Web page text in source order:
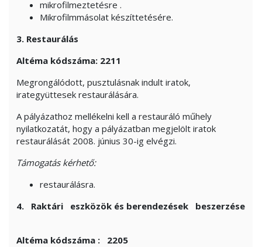
mikrofilmeztetésre .
Mikrofilmmásolat készíttetésére.
3. Restaurálás
Altéma kódszáma: 2211
Megrongálódott, pusztulásnak indult iratok,
irategyüttesek restaurálására.
A pályázathoz mellékelni kell a restauráló műhely
nyilatkozatát, hogy a pályázatban megjelölt iratok
restaurálását 2008. június 30-ig elvégzi.
Támogatás kérhető:
restaurálásra.
4.
Raktári eszközök és berendezések beszerzése
Altéma kódszáma :
2205